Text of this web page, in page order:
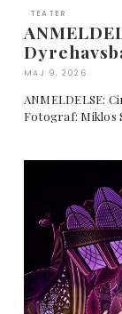
TEATER
MAJ 9, 2026
Fotograf: